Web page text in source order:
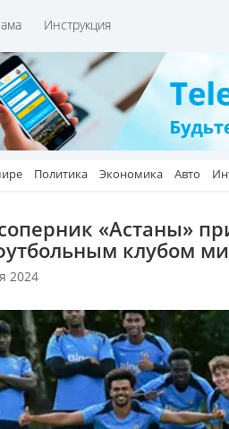
Инструкция
Политика Экономика Авто
«Астаны»
клубом
2024